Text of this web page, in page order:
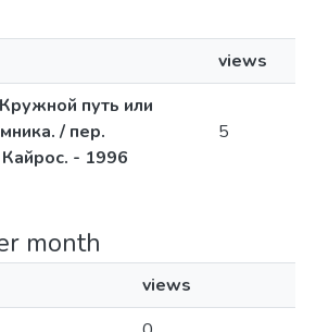
views
путь или
/ пер.
- 1996
5
month
views